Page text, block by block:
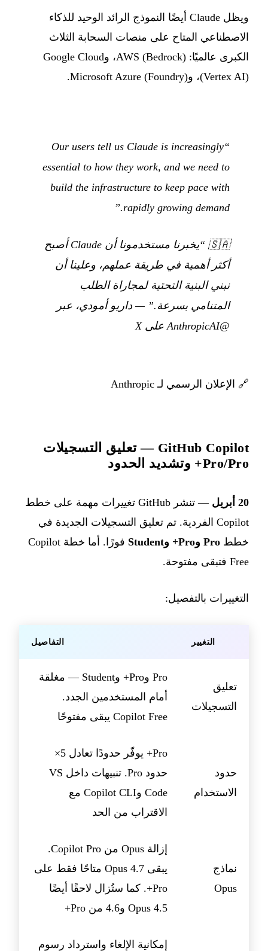
ويظل Claude أيضًا النموذج الرائد الوحيد للذكاء
الاصطناعي المتاح على منصات السحابة الثلاث
الكبرى عالميًا: AWS (Bedrock)، وGoogle Cloud
(Vertex AI)، وMicrosoft Azure (Foundry).
“Our users tell us Claude is increasingly
essential to how they work, and we need to
build the infrastructure to keep pace with
rapidly growing demand.”
🇸🇦
“يخبرنا مستخدمونا أن Claude أصبح
أكثر أهمية في طريقة عملهم، وعلينا أن
نبني البنية التحتية لمجاراة الطلب
المتنامي بسرعة.” — داريو أمودي، عبر
@AnthropicAI على X
🔗 الإعلان الرسمي لـ Anthropic
GitHub Copilot — تعليق التسجيلات
Pro/Pro+ وتشديد الحدود
20 أبريل
— تنشر GitHub تغييرات مهمة على خطط
Copilot الفردية. تم تعليق التسجيلات الجديدة في
خطط Pro وPro+ وStudent
فورًا. أما خطة Copilot
Free فتبقى مفتوحة.
التغييرات بالتفصيل:
التغيير التفاصيل
تعليق
التسجيلات
Pro وPro+ وStudent — مغلقة
أمام المستخدمين الجدد.
Copilot Free يبقى مفتوحًا
حدود
الاستخدام
Pro+ يوفّر حدودًا تعادل 5×
حدود Pro. تنبيهات داخل VS
Code وCopilot CLI مع
الاقتراب من الحد
نماذج
Opus
إزالة Opus من Copilot Pro.
يبقى Opus 4.7 متاحًا فقط على
Pro+. كما ستُزال لاحقًا أيضًا
Opus 4.5 و4.6 من Pro+
إمكانية الإلغاء واسترداد رسوم